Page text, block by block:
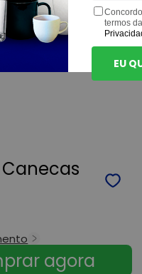
Canecas
termos
EU